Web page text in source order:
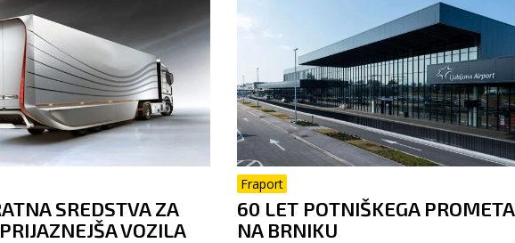
SREDSTVA ZA
VOZILA
Fraport
60 LET POTNIŠKEGA PROMETA
NA BRNIKU